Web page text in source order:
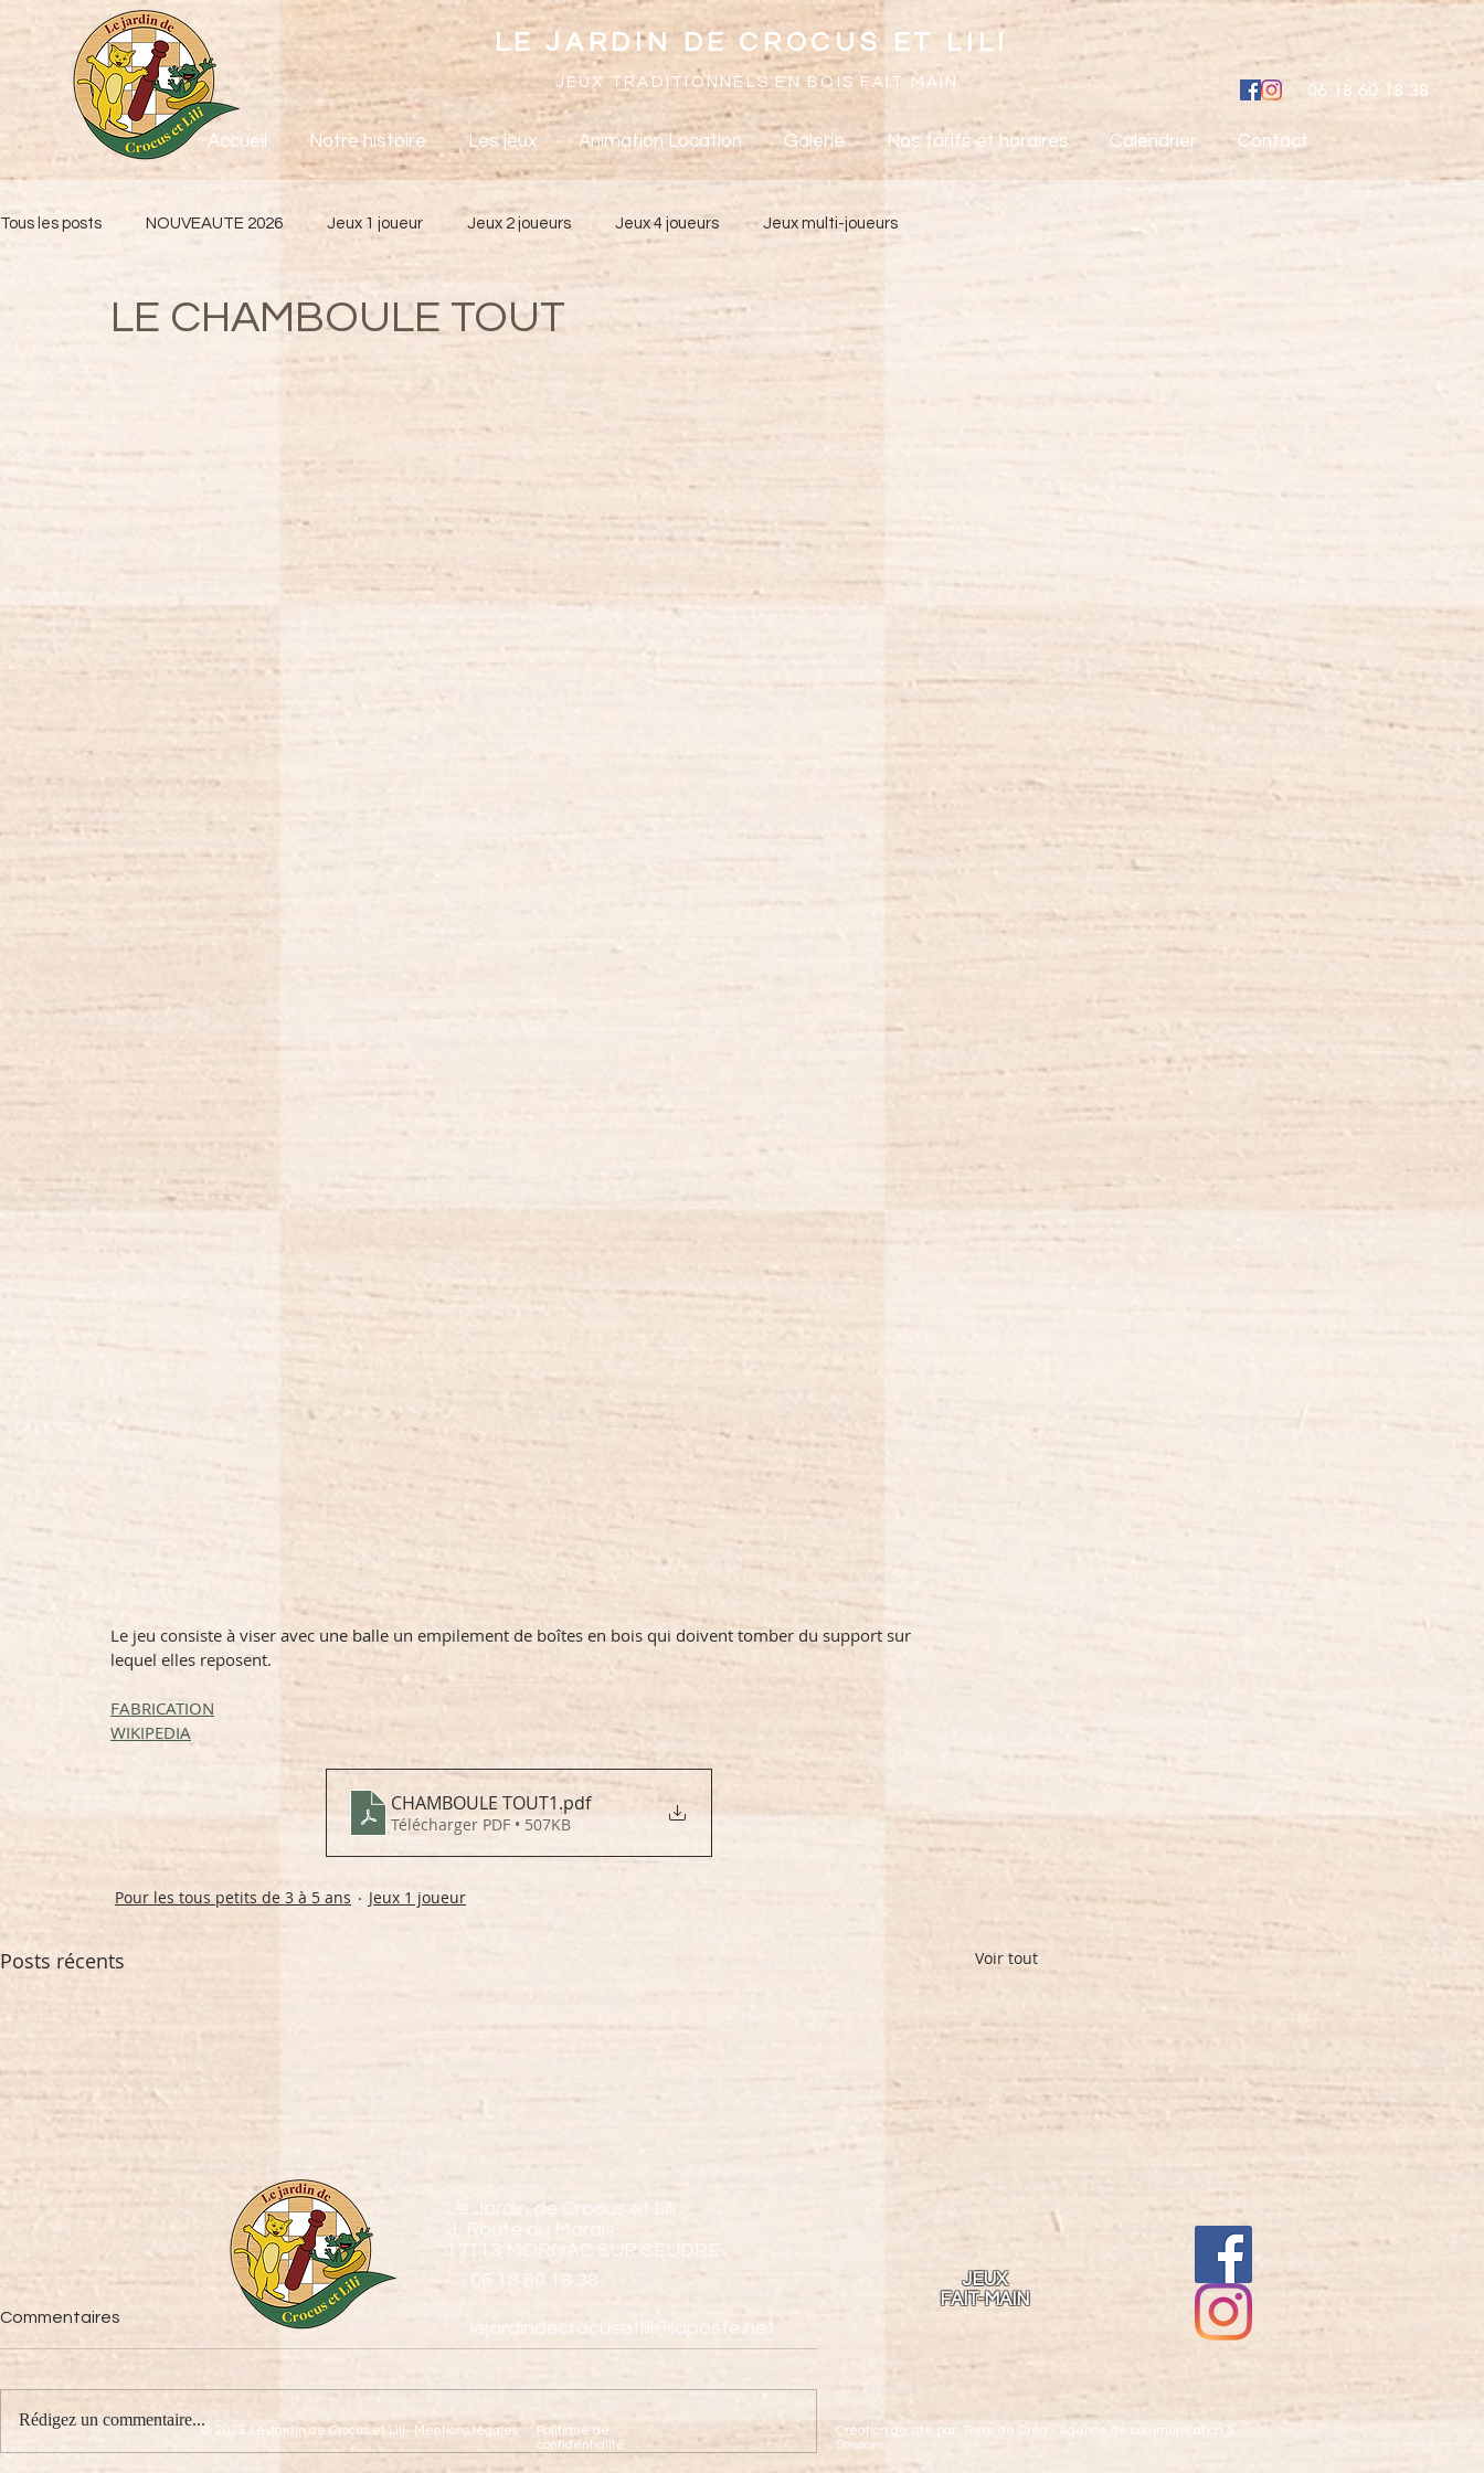
LE JARDIN DE CROCUS ET LILI
JEUX TRADITIONNELS EN BOIS FAIT MAIN 06 18 60 18 38
Accueil Notre histoire Les jeux Animation Location Galerie Nos tarifs et horaires Calendrier Contact
Tous les posts NOUVEAUTE 2026 Jeux 1 joueur Jeux 2 joueurs Jeux 4 joueurs Jeux multi-joueurs
Jeux coopératifs Pour les tous petits de 3 à 5 ans Maison de retraite
LE CHAMBOULE TOUT
Le jeu consiste à viser avec une balle un empilement de boîtes en bois qui doivent tomber du support sur
lequel elles reposent.
FABRICATION
WIKIPEDIA
CHAMBOULE TOUT1.pdf
Télécharger PDF • 507KB
Pour les tous petits de 3 à 5 ans Jeux 1 joueur
Posts récents Voir tout
LE COIN DES PETITS
MINI AEROBALL
Commentaires
Rédigez un commentaire...
Le Jardin de Crocus et Lili
3, Route du Marais
17113 MORNAC SUR SEUDRE
06 18 60 18 38
lejardindecrocusetlili@laposte.net
JEUX
FAIT-MAIN
© 2025 Le Jardin de Crocus et Lili Mentions légales
Politique de
confidentialité
Création de site par Terre de Créa - Agence de communication à
Soissons